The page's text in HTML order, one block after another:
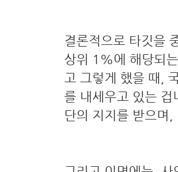
결론적으로 타깃을
상위 1%에 해당되
고 그렇게 했을 때,
를 내세우고 있는
단의 지지를 받으며